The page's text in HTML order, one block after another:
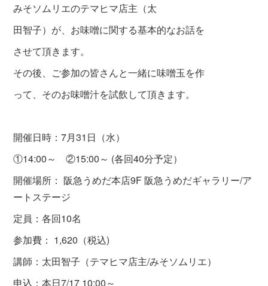
みそソムリエのテマヒマ店主（太
田智子）が、お味噌に関する基本的なお話を
させて頂きます。
その後、ご参加の皆さんと一緒に味噌玉を作
って、そのお味噌汁を試飲して頂きます。
開催日時：7月31日（水）
①14:00～ ②15:00～ (各回40分予定）
開催場所： 阪急うめだ本店9F 阪急うめだギャラリー/ア
ートステージ
定員：各回10名
参加費： 1,620（税込)
講師：太田智子（テマヒマ店主/みそソムリエ）
申込：本日7/17 10:00～